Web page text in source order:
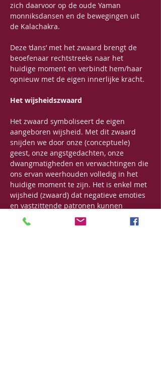
zich daarvoor op de oude Yaman
monniksdansen en de bewegingen uit
de Kalachakra.
Deze ‘dans’ met het zwaard brengt de
beoefenaar rechtstreeks naar het
huidige moment en verbindt hem/haar
opnieuw met de eigen innerlijke kracht.
Het wijsheidszwaard
Het zwaard symboliseert de eigen
aangeboren wijsheid. Met dit zwaard
snijden we door onze (conceptuele)
geest, onze angstgedachten, onze
dwangmatigheden en verwachtingen die
ons ervan weerhouden volledig in het
huidige moment te zijn. Het is enkel met
wijsheid (zwaard) dat negatieve emoties
en vastzittende patronen kunnen
transformeren en diepgaande
verandering brengen.